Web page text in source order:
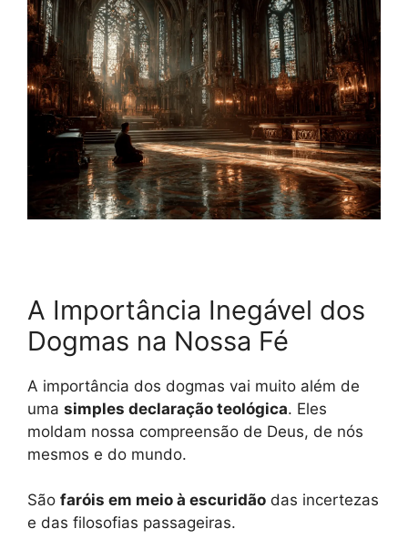
A Importância Inegável dos
Dogmas na Nossa Fé
A importância dos dogmas vai muito além de
uma simples declaração teológica. Eles
moldam nossa compreensão de Deus, de nós
mesmos e do mundo.
São faróis em meio à escuridão das incertezas
e das filosofias passageiras.